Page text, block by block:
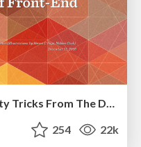
Responsive Adventures: Dirty Tricks From The Dark Corners of Front-End
254 22k